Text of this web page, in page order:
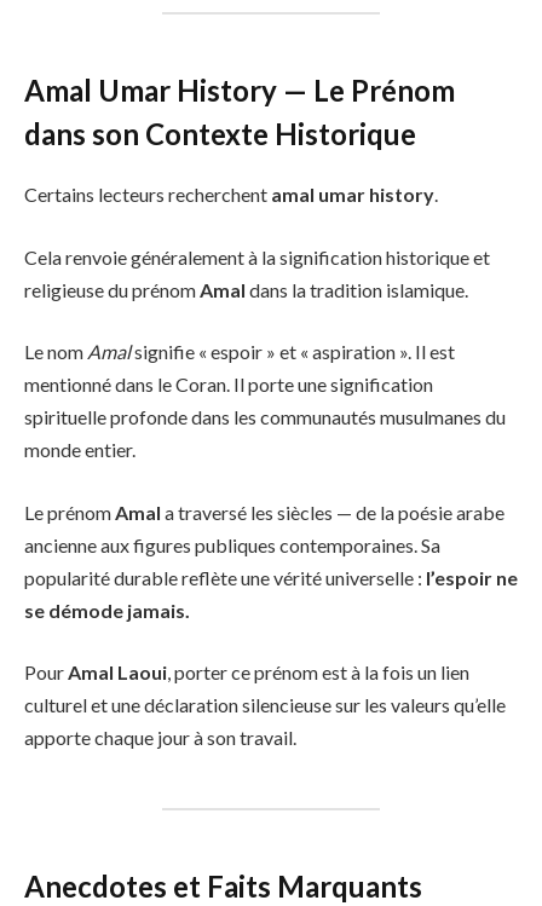
Amal Umar History — Le Prénom
dans son Contexte Historique
Certains lecteurs recherchent amal umar history.
Cela renvoie généralement à la signification historique et
religieuse du prénom Amal dans la tradition islamique.
Le nom Amalsignifie « espoir » et « aspiration ». Il est
mentionné dans le Coran. Il porte une signification
spirituelle profonde dans les communautés musulmanes du
monde entier.
Le prénomAmal a traversé les siècles — de la poésie arabe
ancienne aux figures publiques contemporaines. Sa
popularité durable reflète une vérité universelle : l’espoir ne
se démode jamais.
PourAmal Laoui, porter ce prénom est à la fois un lien
culturel et une déclaration silencieuse sur les valeurs qu’elle
apporte chaque jour à son travail.
Anecdotes et Faits Marquants